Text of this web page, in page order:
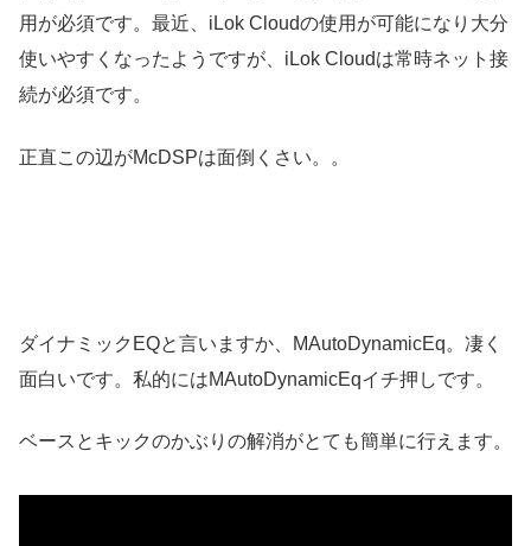
用が必須です。最近、iLok Cloudの使用が可能になり大分
使いやすくなったようですが、iLok Cloudは常時ネット接
続が必須です。
正直この辺がMcDSPは面倒くさい。。
ダイナミックEQと言いますか、MAutoDynamicEq。凄く
面白いです。私的にはMAutoDynamicEqイチ押しです。
ベースとキックのかぶりの解消がとても簡単に行えます。